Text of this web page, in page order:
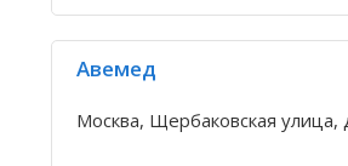
Авемед
Москва, Щербаковская улица,